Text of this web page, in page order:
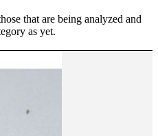
that are being analyzed and
as yet.